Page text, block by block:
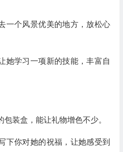
一个风景优美的地方，放松心
她学习一项新的技能，丰富自
包装盒，能让礼物增色不少。
下你对她的祝福，让她感受到